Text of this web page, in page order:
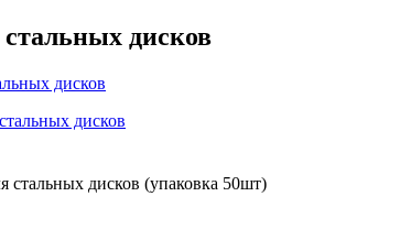
стальных дисков
стальных дисков (упаковка 50шт)